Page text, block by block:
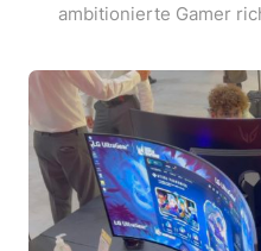
ambitionierte Gamer